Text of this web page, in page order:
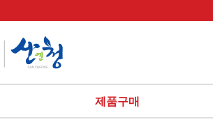
제품구매